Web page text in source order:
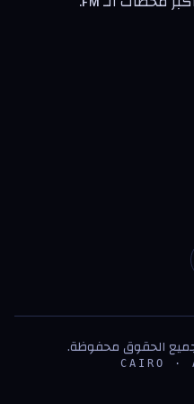
الحقوق محفوظة.
CAIRO ·